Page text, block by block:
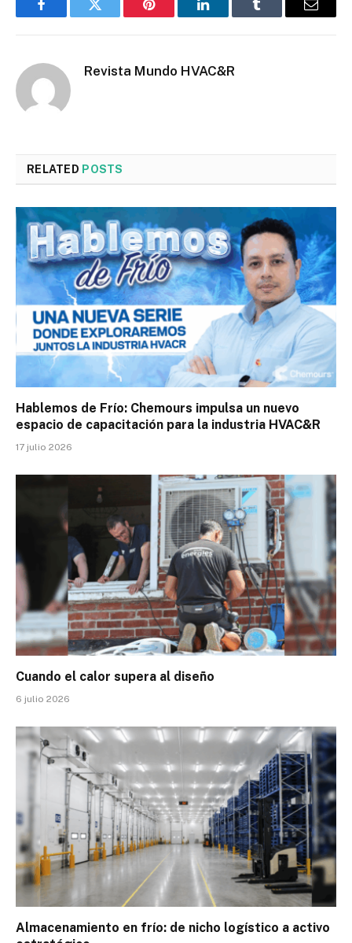
FacebookTwitter Pinterest LinkedInTumblr Email
Revista Mundo HVAC&R
RELATED POSTS
Hablemos de Frío: Chemours impulsa un nuevo
espacio de capacitación para la industria HVAC&R
17 julio 2026
Cuando el calor supera al diseño
6 julio 2026
Almacenamiento en frío: de nicho logístico a activo